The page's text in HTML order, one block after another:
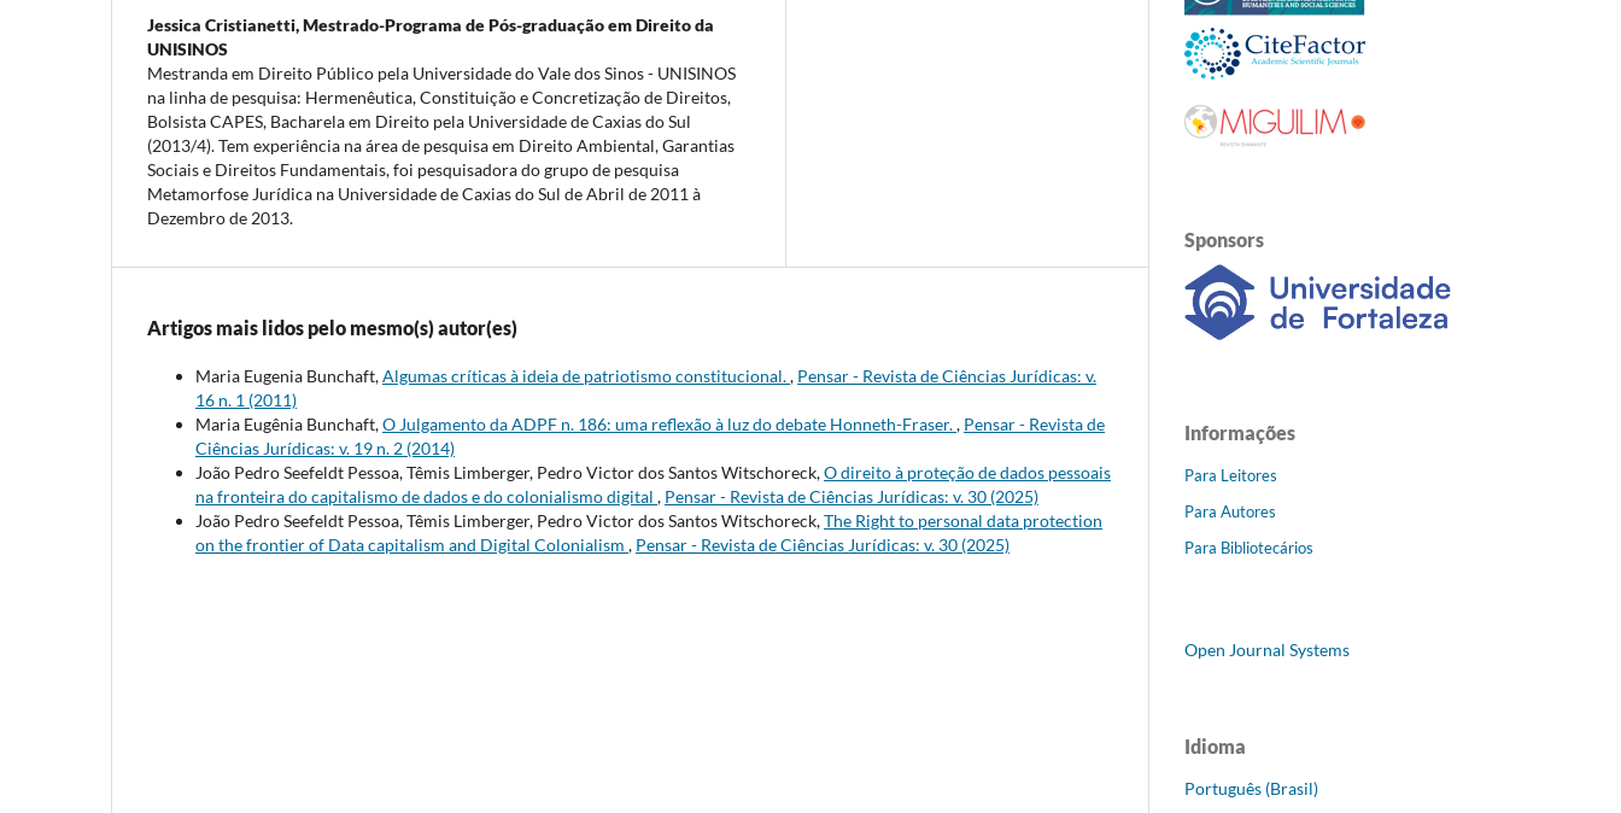
Jessica Cristianetti,Mestrado-Programa de Pós-graduação em Direito da
UNISINOS
Mestranda em Direito Público pela Universidade do Vale dos Sinos - UNISINOS
na linha de pesquisa: Hermenêutica, Constituição e Concretização de Direitos,
Bolsista CAPES, Bacharela em Direito pela Universidade de Caxias do Sul
(2013/4). Tem experiência na área de pesquisa em Direito Ambiental, Garantias
Sociais e Direitos Fundamentais, foi pesquisadora do grupo de pesquisa
Metamorfose Jurídica na Universidade de Caxias do Sul de Abril de 2011 à
Dezembro de 2013.
Artigos mais lidos pelo mesmo(s) autor(es)
Maria Eugenia Bunchaft,Algumas críticas à ideia de patriotismo constitucional., Pensar - Revista de Ciências Jurídicas: v.
16 n. 1 (2011)
Maria Eugênia Bunchaft,O Julgamento da ADPF n. 186: uma reflexão à luz do debate Honneth-Fraser., Pensar - Revista de
Ciências Jurídicas: v. 19 n. 2 (2014)
João Pedro Seefeldt Pessoa, Têmis Limberger, Pedro Victor dos Santos Witschoreck,O direito à proteção de dados pessoais
na fronteira do capitalismo de dados e do colonialismo digital , Pensar - Revista de Ciências Jurídicas: v. 30 (2025)
João Pedro Seefeldt Pessoa, Têmis Limberger, Pedro Victor dos Santos Witschoreck,The Right to personal data protection
on the frontier of Data capitalism and Digital Colonialism , Pensar - Revista de Ciências Jurídicas: v. 30 (2025)
Sponsors
Informações
Para Leitores
Para Autores
Para Bibliotecários
Open Journal Systems
Idioma
Português (Brasil)